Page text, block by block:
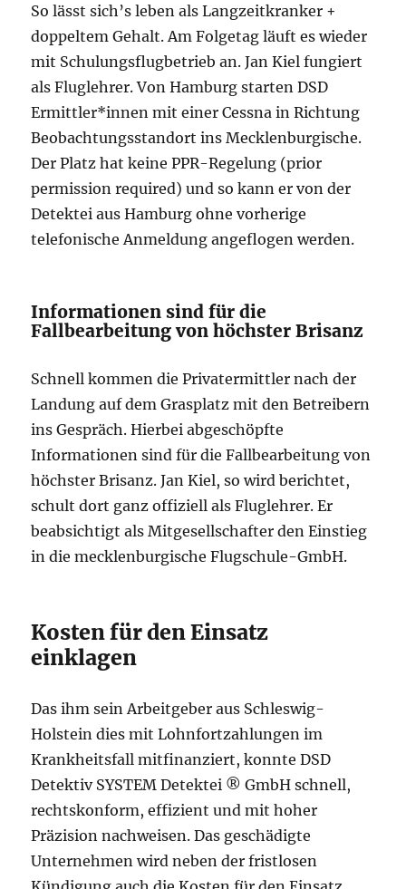
So lässt sich’s leben als Langzeitkranker +
doppeltem Gehalt. Am Folgetag läuft es wieder
mit Schulungsflugbetrieb an. Jan Kiel fungiert
als Fluglehrer. Von Hamburg starten DSD
Ermittler*innen mit einer Cessna in Richtung
Beobachtungsstandort ins Mecklenburgische.
Der Platz hat keine PPR-Regelung (prior
permission required) und so kann er von der
Detektei aus Hamburg ohne vorherige
telefonische Anmeldung angeflogen werden.
Informationen sind für die
Fallbearbeitung von höchster Brisanz
Schnell kommen die Privatermittler nach der
Landung auf dem Grasplatz mit den Betreibern
ins Gespräch. Hierbei abgeschöpfte
Informationen sind für die Fallbearbeitung von
höchster Brisanz. Jan Kiel, so wird berichtet,
schult dort ganz offiziell als Fluglehrer. Er
beabsichtigt als Mitgesellschafter den Einstieg
in die mecklenburgische Flugschule-GmbH.
Kosten für den Einsatz
einklagen
Das ihm sein Arbeitgeber aus Schleswig-
Holstein dies mit Lohnfortzahlungen im
Krankheitsfall mitfinanziert, konnte DSD
Detektiv SYSTEM Detektei ® GmbH schnell,
rechtskonform, effizient und mit hoher
Präzision nachweisen. Das geschädigte
Unternehmen wird neben der fristlosen